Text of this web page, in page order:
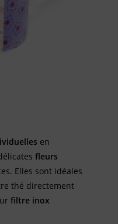
en
fleurs
Elles sont idéales
thé directement
filtre inox